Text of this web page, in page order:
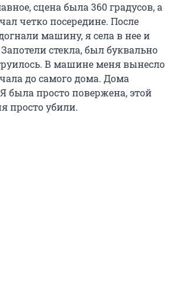
сцена была 360 градусов, а
четко посередине. После
машину, я села в нее и
стекла, был буквально
В машине меня вынесло
до самого дома. Дома
была просто повержена, этой
просто убили.